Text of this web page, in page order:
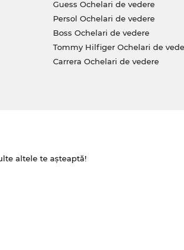
Guess Ochelari de vedere
Persol Ochelari de vedere
Boss Ochelari de vedere
Tommy Hilfiger Ochelari de
Carrera Ochelari de vedere
altele te așteaptă!